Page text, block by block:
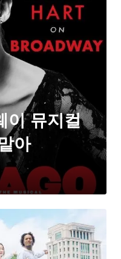
이 뮤지컬
아